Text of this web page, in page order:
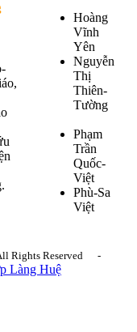
Hoàng
Vĩnh
Yên
Nguyễn
Thị
Thiên-
Tường
Phạm
Trần
Quốc-
Việt
Phù-Sa
Việt
Rights Reserved -
Làng Huệ